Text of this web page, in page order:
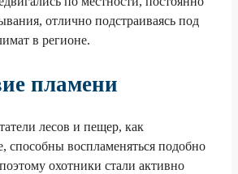
отлично подстраиваясь под
в регионе.
пламени
лесов и пещер, как
способны воспламеняться подобно
охотники стали активно